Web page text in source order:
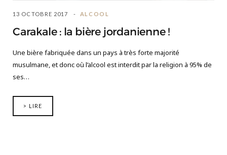
13 OCTOBRE 2017 ALCOOL
Carakale : la bière jordanienne !
Une bière fabriquée dans un pays à très forte majorité
musulmane, et donc où l’alcool est interdit par la religion à 95% de
ses…
> LIRE